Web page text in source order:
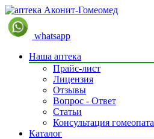
whatsapp
Наша аптека
Прайс-лист
Лицензия
Отзывы
Вопрос - Ответ
Статьи
Консультация гомеопата
Каталог